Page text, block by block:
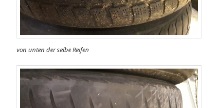
von unten der selbe Reifen